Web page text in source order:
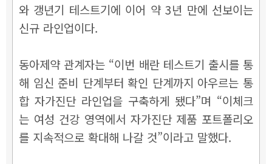
와 갱년기 테스트기에 이어 약 3년 만에 선보이는
신규 라인업이다.
동아제약 관계자는 “이번 배란 테스트기 출시를 통
해 임신 준비 단계부터 확인 단계까지 아우르는 통
합 자가진단 라인업을 구축하게 됐다”며 “이체크
는 여성 건강 영역에서 자가진단 제품 포트폴리오
를 지속적으로 확대해 나갈 것”이라고 말했다.